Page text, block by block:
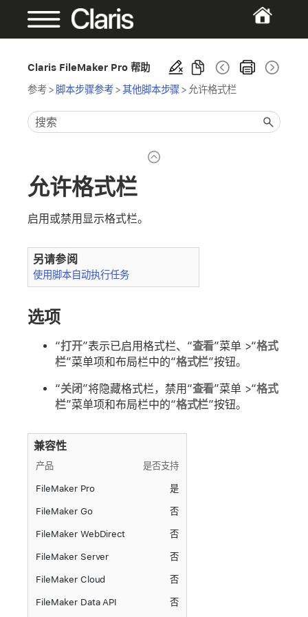
Claris FileMaker Pro 帮助
参考> 脚本步骤参考>其他脚本步骤> 允许格式栏
允许格式栏
启用或禁用显示格式栏。
另请参阅
使用脚本自动执行任务
选项
“打开”表示已启用格式栏、“查看”菜单 >“格式
栏”菜单项和布局栏中的“格式栏”按钮。
“关闭”将隐藏格式栏，禁用“查看”菜单 >“格式
栏”菜单项和布局栏中的“格式栏”按钮。
兼容性
产品 是否支持
FileMaker Pro 是
FileMaker Go 否
FileMaker WebDirect 否
FileMaker Server 否
FileMaker Cloud 否
FileMaker Data API 否